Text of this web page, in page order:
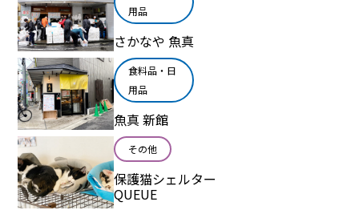
用品
さかなや 魚真
食料品・日
用品
魚真 新館
その他
保護猫シェルター
QUEUE